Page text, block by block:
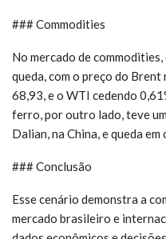
### Commodities
No mercado de
queda, com o preço do
68,93, e o WTI cedendo
ferro, por outro lado, teve
Dalian, na China, e queda
### Conclusão
Esse cenário demonstra a
mercado brasileiro e